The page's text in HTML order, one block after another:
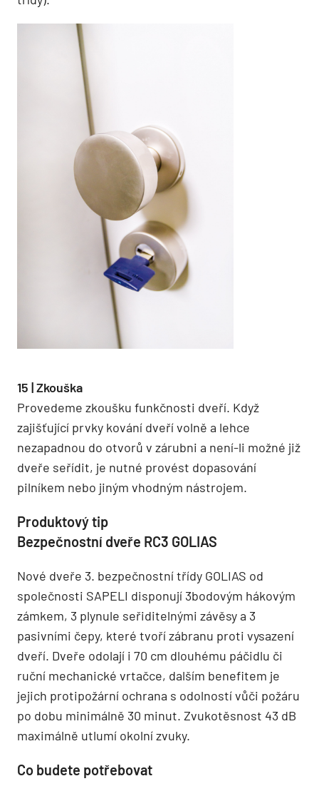
15 | Zkouška
Provedeme zkoušku funkčnosti dveří. Když
zajišťující prvky kování dveří volně a lehce
nezapadnou do otvorů v zárubni a není-li možné již
dveře seřídit, je nutné provést dopasování
pilníkem nebo jiným vhodným nástrojem.
Produktový tip
Bezpečnostní dveře RC3 GOLIAS
Nové dveře 3. bezpečnostní třídy GOLIAS od
společnosti SAPELI disponují 3bodovým hákovým
zámkem, 3 plynule seřiditelnými závěsy a 3
pasivními čepy, které tvoří zábranu proti vysazení
dveří. Dveře odolají i 70 cm dlouhému páčidlu či
ruční mechanické vrtačce, dalším benefitem je
jejich protipožární ochrana s odolností vůči požáru
po dobu minimálně 30 minut. Zvukotěsnost 43 dB
maximálně utlumí okolní zvuky.
Co budete potřebovat